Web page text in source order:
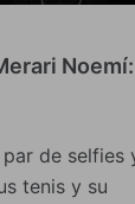
Noemí:
de selfies
tenis y su